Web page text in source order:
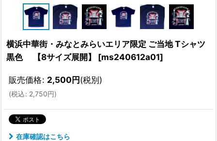
横浜中華街・みなとみらいエリア限定 ご当地 Tシャツ
黒色 【8サイズ展開】
[ms240612a01]
販売価格: 2,500円(税別)
(税込: 2,750円)
在庫確認はこちら